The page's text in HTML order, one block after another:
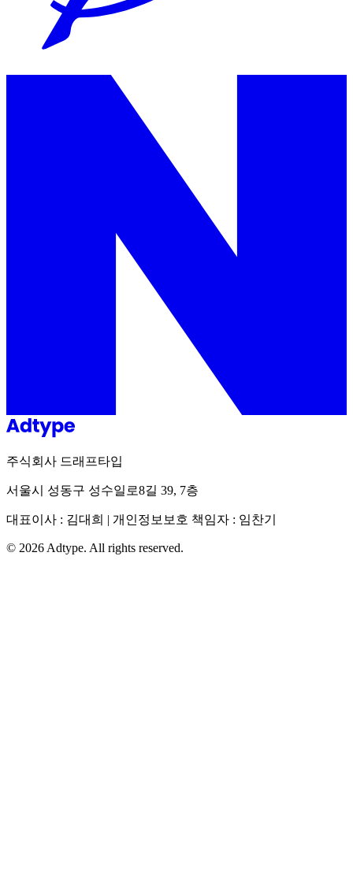
주식회사 드래프타입
서울시 성동구 성수일로8길 39, 7층
대표이사 : 김대희 | 개인정보보호 책임자 : 임찬기
© 2026 Adtype. All rights reserved.